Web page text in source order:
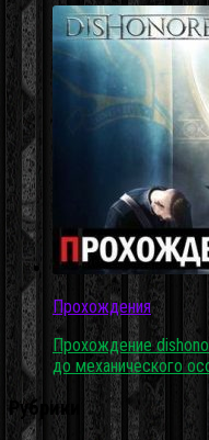
Прохождения
Прохождение
до механического
Рубрики